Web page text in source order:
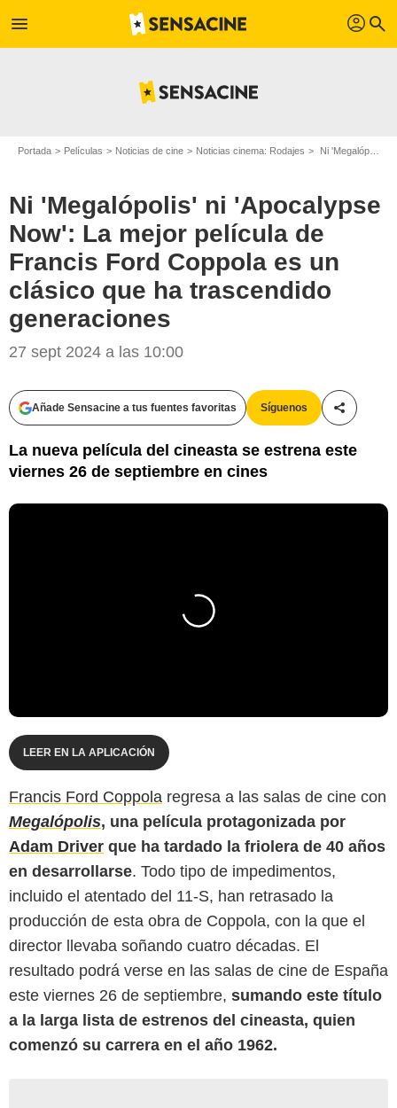
menu profil search
Portada Películas Noticias de cine Noticias cinema: Rodajes Ni 'Megalópolis' ni 'Apocalypse Now': La mejor película de Francis Ford Coppola es un clásico que ha trascendido generaciones
Ni 'Megalópolis' ni 'Apocalypse
Now': La mejor película de
Francis Ford Coppola es un
clásico que ha trascendido
generaciones
27 sept 2024 a las 10:00
Añade Sensacine a tus fuentes favoritas Síguenos
La nueva película del cineasta se estrena este
viernes 26 de septiembre en cines
LEER EN LA APLICACIÓN
Francis Ford Coppola regresa a las salas de cine con
Megalópolis, una película protagonizada por
Adam Driver que ha tardado la friolera de 40 años
en desarrollarse. Todo tipo de impedimentos,
incluido el atentado del 11-S, han retrasado la
producción de esta obra de Coppola, con la que el
director llevaba soñando cuatro décadas. El
resultado podrá verse en las salas de cine de España
este viernes 26 de septiembre, sumando este título
a la larga lista de estrenos del cineasta, quien
comenzó su carrera en el año 1962.